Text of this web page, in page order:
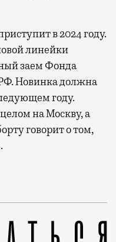
в 2024 году.
линейки
заем Фонда
Новинка должна
году.
на Москву, а
говорит о том,
модель Citymax